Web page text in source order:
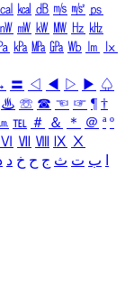
㎈ ㎉ ㏈ ㎧ ㎨ ㎰
㎻ ㎽ ㎾ ㎿ ㎐ ㎑
㎪ ㎫ ㎬ ㏝ ㏐
㏓
〓 ◁ ◀ ▷ ▶ ♤
♨ ☏ ☎ ☜ ☞ ¶ †
℡ ＃ ＆ ＊ ＠ ª º
Ⅵ Ⅶ Ⅷ Ⅸ Ⅹ
ب ت ث ج ح خ د